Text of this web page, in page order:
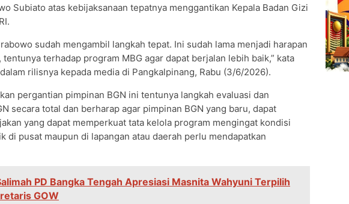
Subiato atas kebijaksanaan tepatnya menggantikan Kepala Badan Gizi
sudah mengambil langkah tepat. Ini sudah lama menjadi harapan
tentunya terhadap program MBG agar dapat berjalan lebih baik,” kata
rilisnya kepada media di Pangkalpinang, Rabu (3/6/2026).
pergantian pimpinan BGN ini tentunya langkah evaluasi dan
secara total dan berharap agar pimpinan BGN yang baru, dapat
yang dapat memperkuat tata kelola program mengingat kondisi
di pusat maupun di lapangan atau daerah perlu mendapatkan
PD Bangka Tengah Apresiasi Masnita Wahyuni Terpilih
GOW